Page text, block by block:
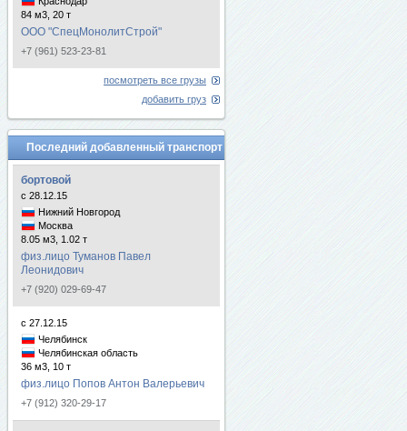
84 м3, 20 т
ООО "СпецМонолитСтрой"
+7 (961) 523-23-81
посмотреть все грузы
добавить груз
Последний добавленный транспорт
бортовой
с 28.12.15
Нижний Новгород
Москва
8.05 м3, 1.02 т
физ.лицо Туманов Павел
Леонидович
+7 (920) 029-69-47
с 27.12.15
Челябинск
Челябинская область
36 м3, 10 т
физ.лицо Попов Антон Валерьевич
+7 (912) 320-29-17